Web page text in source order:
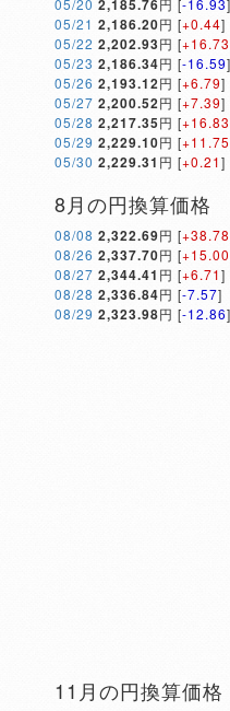
05/20 2,185.76円 [-16.93]
05/21 2,186.20円 [+0.44]
05/22 2,202.93円 [+16.73
05/23 2,186.34円 [-16.59]
05/26 2,193.12円 [+6.79]
05/27 2,200.52円 [+7.39]
05/28 2,217.35円 [+16.83
05/29 2,229.10円 [+11.75
05/30 2,229.31 円 [+0.21]
8月の円換算価格
08/08 2,322.69円 [+38.78
08/26 2,337.70円 [+15.00
08/27 2,344.41 円 [+6.71]
08/28 2,336.84円 [-7.57]
08/29 2,323.98円 [-12.86]
11月の円換算価格